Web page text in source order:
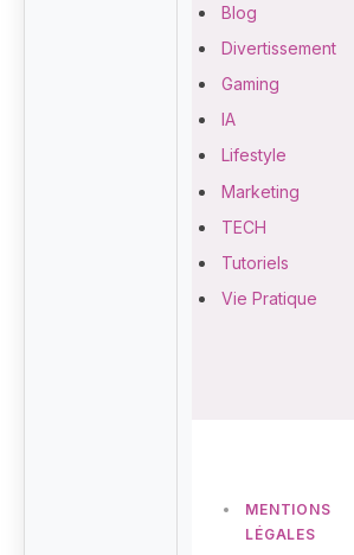
Blog
Divertissement
Gaming
IA
Lifestyle
Marketing
TECH
Tutoriels
Vie Pratique
MENTIONS
LÉGALES